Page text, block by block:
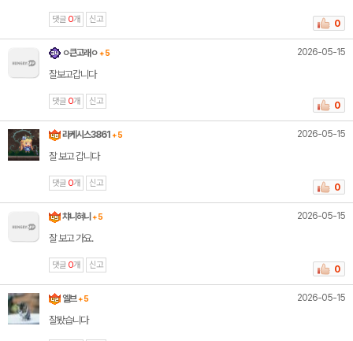
댓글 0개 신고 0
ㅇ큰고래ㅇ+ 5 2026-05-15
잘보고갑니다
댓글 0개 신고 0
라케시스3861 + 5 2026-05-15
잘 보고 갑니다
댓글 0개 신고 0
챠니혀니 + 5 2026-05-15
잘 보고 가요.
댓글 0개 신고 0
엘브+ 5 2026-05-15
잘봤습니다